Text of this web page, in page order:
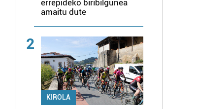
errepideko biribilgunea
amaitu dute
2
KIROLA